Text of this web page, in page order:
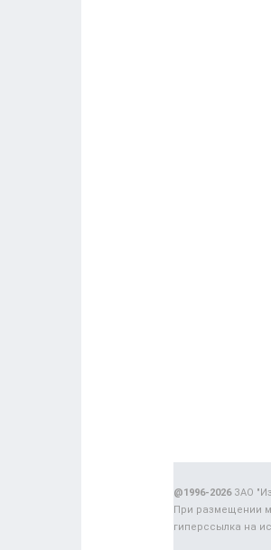
@1996-2026ЗАО
При размещении
гиперссылка на